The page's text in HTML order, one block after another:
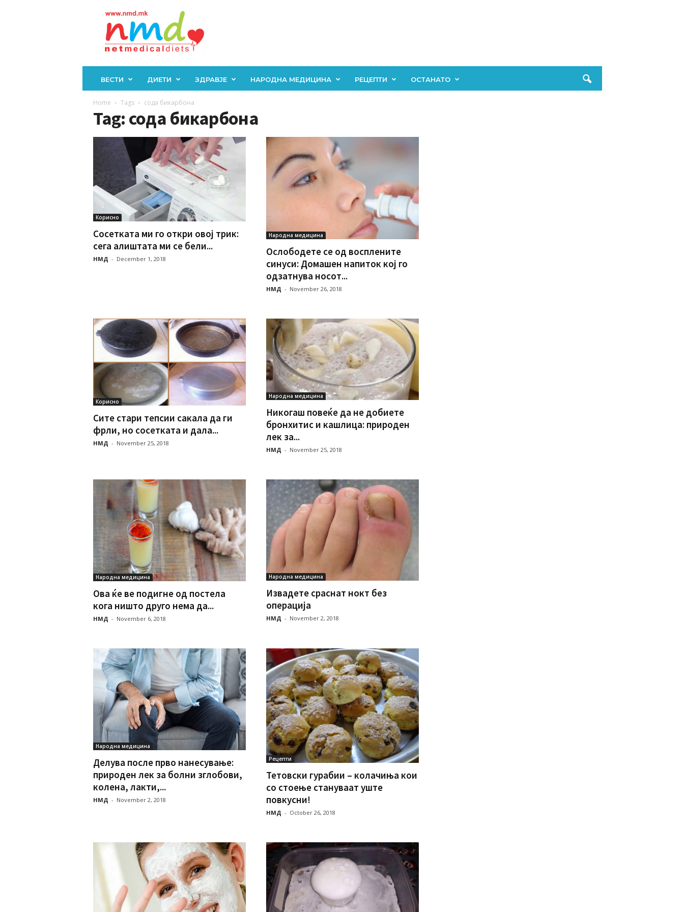
ВЕСТИ ДИЕТИ ЗДРАВЈЕ НАРОДНА МЕДИЦИНА РЕЦЕПТИ ОСТАНАТО
Home Tags сода бикарбона
Tag: сода бикарбона
Корисно
Сосетката ми го откри овој трик:
сега алиштата ми се бели...
НМД - December 1, 2018
Народна медицина
Ослободете се од восплените
синуси: Домашен напиток кој го
одзатнува носот...
НМД - November 26, 2018
Корисно
Сите стари тепсии сакала да ги
фрли, но сосетката и дала...
НМД - November 25, 2018
Народна медицина
Никогаш повеќе да не добиете
бpонхитис и кашлица: пpироден
лек за...
НМД - November 25, 2018
Народна медицина
Ова ќе ве подигне од постела
кога ништо друго нема да...
НМД - November 6, 2018
Народна медицина
Извадете сраснат нокт без
операција
НМД - November 2, 2018
Народна медицина
Делува после прво нанесување:
природен лек за болни зглобови,
колена, лакти,...
НМД - November 2, 2018
Рецепти
Тетовски гурабии – колачиња кои
со стоење стануваат уште
повкусни!
НМД - October 26, 2018